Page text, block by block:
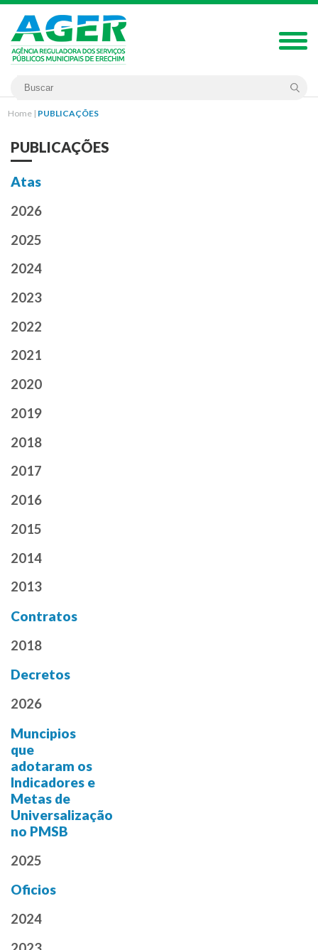
Home | PUBLICAÇÕES
PUBLICAÇÕES
Atas
2026
2025
2024
2023
2022
2021
2020
2019
2018
2017
2016
2015
2014
2013
Contratos
2018
Decretos
2026
Muncipios
que
adotaram os
Indicadores e
Metas de
Universalização
no PMSB
2025
Oficios
2024